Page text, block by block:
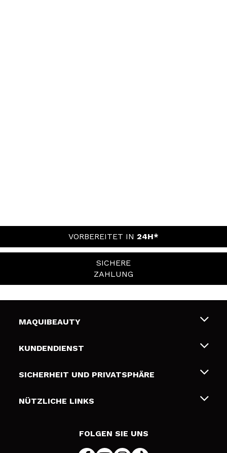
VORBEREITET IN 24H*
SICHERE
ZAHLUNG
MAQUIBEAUTY
Über uns
Geschenkkarten
KUNDENDIENST
Liefer- und Versandkosten
Zahlung
SICHERHEIT UND PRIVATSPHÄRE
Bedingungen und Datenschutz
NÜTZLICHE LINKS
FOLGEN SIE UNS